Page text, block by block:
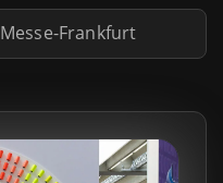
Messe-Frankfurt